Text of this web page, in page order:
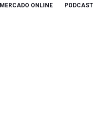
MERCADO ONLINE PODCAST